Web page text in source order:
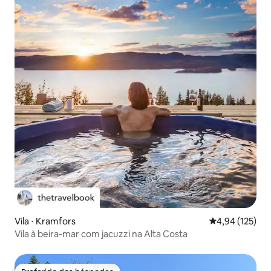
Vila ⋅ Kramfors 4,94 de uma
4,94 (125)
Vila à beira-mar com jacuzzi na Alta Costa